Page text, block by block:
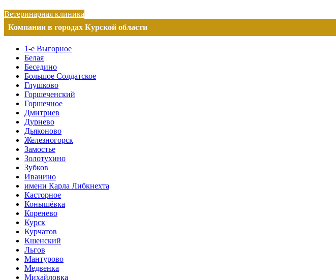
Ветеринарная клиника
Компании в городах Курской области
1-е Выгорное
Белая
Беседино
Большое Солдатское
Глушково
Горшеченский
Горшечное
Дмитриев
Дурнево
Дьяконово
Железногорск
Замостье
Золотухино
Зубков
Иванино
имени Карла Либкнехта
Касторное
Конышёвка
Коренево
Курск
Курчатов
Кшенский
Льгов
Мантурово
Медвенка
Михайловка